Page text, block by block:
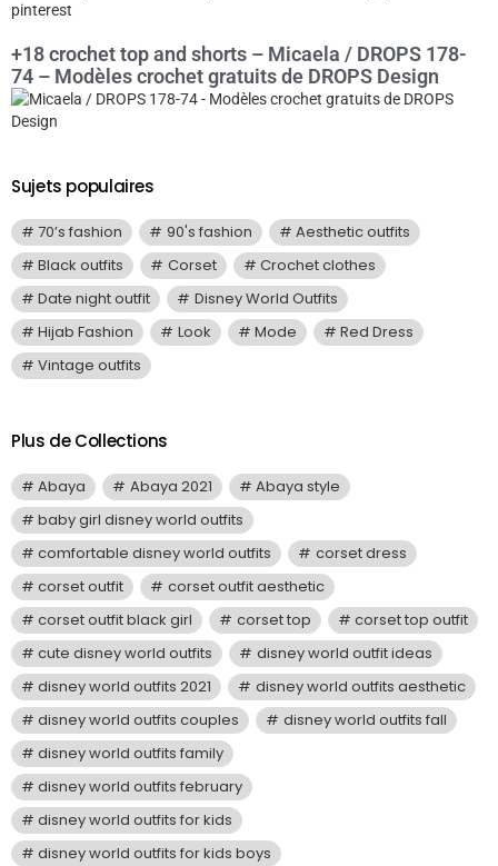
pinterest
+18 crochet top and shorts – Micaela / DROPS 178-
74 – Modèles crochet gratuits de DROPS Design
Sujets populaires
70’s fashion 90's fashion
Aesthetic outfits
Black outfits
Corset
Crochet clothes
Date night outfit
Disney World Outfits
Hijab Fashion
Look Mode
Red Dress
Vintage outfits
Plus de Collections
Abaya Abaya 2021
Abaya style
baby girl disney world outfits
comfortable disney world outfits
corset dress
corset outfit
corset outfit aesthetic
corset outfit black girl
corset top
corset top outfit
cute disney world outfits
disney world outfit ideas
disney world outfits 2021
disney world outfits aesthetic
disney world outfits couples
disney world outfits fall
disney world outfits family
disney world outfits february
disney world outfits for kids
disney world outfits for kids boys